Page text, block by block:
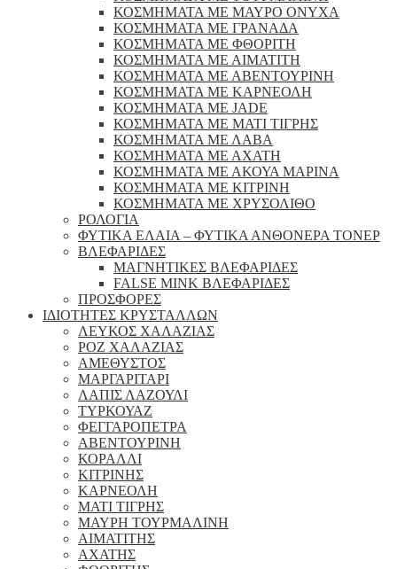
ΚΟΣΜΗΜΑΤΑ ΜΕ ΜΑΥΡΟ ΟΝΥΧΑ
ΚΟΣΜΗΜΑΤΑ ΜΕ ΓΡΑΝΑΔΑ
ΚΟΣΜΗΜΑΤΑ ΜΕ ΦΘΟΡΙΤΗ
ΚΟΣΜΗΜΑΤΑ ΜΕ ΑΙΜΑΤΙΤΗ
ΚΟΣΜΗΜΑΤΑ ΜΕ ΑΒΕΝΤΟΥΡΙΝΗ
ΚΟΣΜΗΜΑΤΑ ΜΕ ΚΑΡΝΕΟΛΗ
ΚΟΣΜΗΜΑΤΑ ΜΕ JADE
ΚΟΣΜΗΜΑΤΑ ΜΕ ΜΑΤΙ ΤΙΓΡΗΣ
ΚΟΣΜΗΜΑΤΑ ΜΕ ΛΑΒΑ
ΚΟΣΜΗΜΑΤΑ ΜΕ ΑΧΑΤΗ
ΚΟΣΜΗΜΑΤΑ ΜΕ ΑΚΟΥΑ ΜΑΡΙΝΑ
ΚΟΣΜΗΜΑΤΑ ΜΕ ΚΙΤΡΙΝΗ
ΚΟΣΜΗΜΑΤΑ ΜΕ ΧΡΥΣΟΛΙΘΟ
ΡΟΛΟΓΙΑ
ΦΥΤΙΚΑ ΕΛΑΙΑ – ΦΥΤΙΚΑ ΑΝΘΟΝΕΡΑ ΤΟΝΕΡ
ΒΛΕΦΑΡΙΔΕΣ
ΜΑΓΝΗΤΙΚΕΣ ΒΛΕΦΑΡΙΔΕΣ
FALSE MINK ΒΛΕΦΑΡΙΔΕΣ
ΠΡΟΣΦΟΡΕΣ
ΙΔΙΟΤΗΤΕΣ ΚΡΥΣΤΑΛΛΩΝ
ΛΕΥΚΟΣ ΧΑΛΑΖΙΑΣ
ΡΟΖ ΧΑΛΑΖΙΑΣ
ΑΜΕΘΥΣΤΟΣ
ΜΑΡΓΑΡΙΤΑΡΙ
ΛΑΠΙΣ ΛΑΖΟΥΛΙ
ΤΥΡΚΟΥΑΖ
ΦΕΓΓΑΡΟΠΕΤΡΑ
ΑΒΕΝΤΟΥΡΙΝΗ
ΚΟΡΑΛΛΙ
ΚΙΤΡΙΝΗΣ
ΚΑΡΝΕΟΛΗ
ΜΑΤΙ ΤΙΓΡΗΣ
ΜΑΥΡΗ ΤΟΥΡΜΑΛΙΝΗ
ΑΙΜΑΤΙΤΗΣ
ΑΧΑΤΗΣ